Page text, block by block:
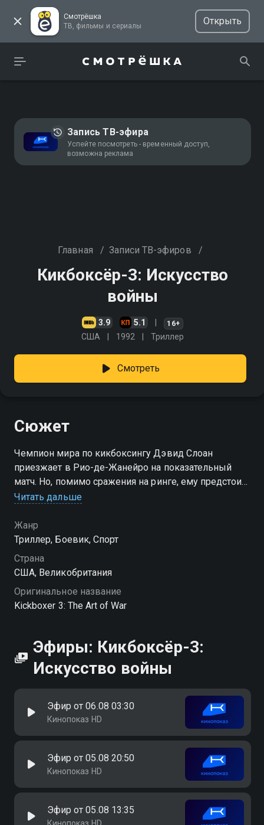
Смотрёшка
ТВ, фильмы и сериалы
Открыть
Запись ТВ-эфира
Успейте посмотреть - временный доступ,
возможна реклама
Главная / Записи ТВ-эфиров /
Кикбоксёр-3: Искусство
войны
3.9 5.1 16+
США 1992 Триллер
Смотреть
Сюжет
Чемпион мира по кикбоксингу Дэвид Слоан
приезжает в Рио-де-Жанейро на показательный
матч. Но, помимо сражения на ринге, ему предстоит
спасти похищенную девочку и расправиться с
Читать дальше
Жанр
Триллер, Боевик, Спорт
Страна
США, Великобритания
Оригинальное название
Kickboxer 3: The Art of War
Эфиры: Кикбоксёр-3:
Искусство войны
Эфир от 06.08 03:30
Кинопоказ HD
Эфир от 05.08 20:50
Кинопоказ HD
Эфир от 05.08 13:35